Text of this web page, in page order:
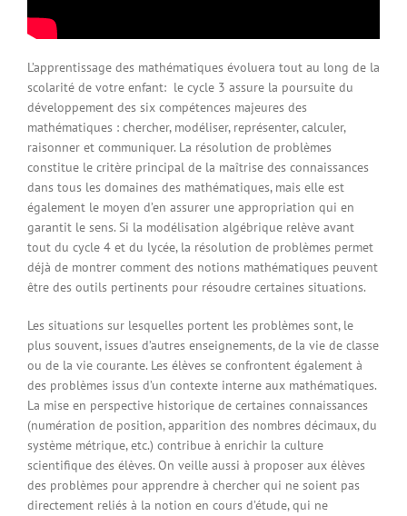
L’apprentissage des mathématiques évoluera tout au long de la
scolarité de votre enfant: le cycle 3 assure la poursuite du
développement des six compétences majeures des
mathématiques : chercher, modéliser, représenter, calculer,
raisonner et communiquer. La résolution de problèmes
constitue le critère principal de la maîtrise des connaissances
dans tous les domaines des mathématiques, mais elle est
également le moyen d’en assurer une appropriation qui en
garantit le sens. Si la modélisation algébrique relève avant
tout du cycle 4 et du lycée, la résolution de problèmes permet
déjà de montrer comment des notions mathématiques peuvent
être des outils pertinents pour résoudre certaines situations.
Les situations sur lesquelles portent les problèmes sont, le
plus souvent, issues d’autres enseignements, de la vie de classe
ou de la vie courante. Les élèves se confrontent également à
des problèmes issus d’un contexte interne aux mathématiques.
La mise en perspective historique de certaines connaissances
(numération de position, apparition des nombres décimaux, du
système métrique, etc.) contribue à enrichir la culture
scientifique des élèves. On veille aussi à proposer aux élèves
des problèmes pour apprendre à chercher qui ne soient pas
directement reliés à la notion en cours d’étude, qui ne